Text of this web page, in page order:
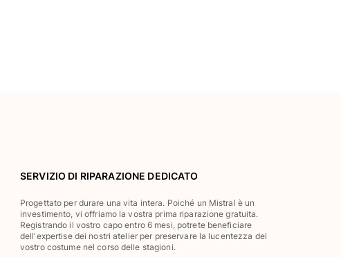
SERVIZIO DI RIPARAZIONE DEDICATO
Progettato per durare una vita intera. Poiché un Mistral è un
investimento, vi offriamo la vostra prima riparazione gratuita.
Registrando il vostro capo entro 6 mesi, potrete beneficiare
dell'expertise dei nostri atelier per preservare la lucentezza del
vostro costume nel corso delle stagioni.